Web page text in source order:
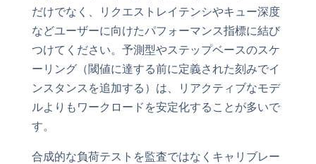
だけでなく、リクエストレイテンシやキュー深度
などユーザーに向けたパフォーマンス指標に結び
つけてください。予測型やステップベースのスケ
ーリング（閾値に達する前に定義された刻みでイ
ンスタンスを追加する）は、リアクティブなモデ
ルよりもワークロードを安定化することが多いで
す。
合成的な負荷テストを監査ではなくキャリブレー